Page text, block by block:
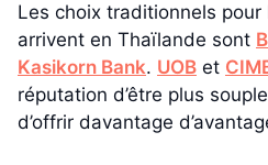
Les choix traditionnels pour
arrivent en Thaïlande sont
Kasikorn Bank. UOB et
réputation d’être plus
d’offrir davantage